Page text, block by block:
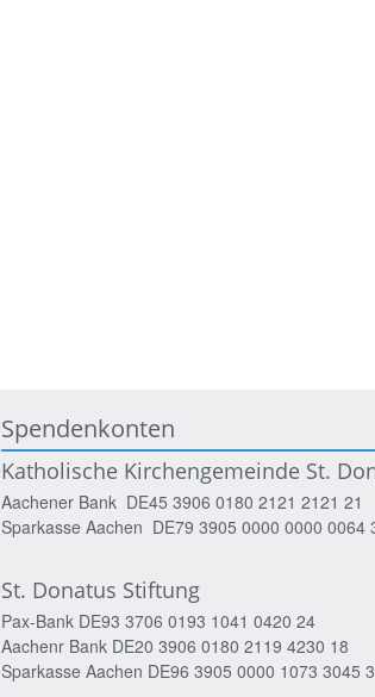
Spendenkonten
Katholische Kirchengemeinde St.
Aachener Bank DE45 3906 0180 2121 2121 21
Sparkasse Aachen DE79 3905 0000 0000 0064
St. Donatus Stiftung
Pax-Bank DE93 3706 0193 1041 0420 24
Aachenr Bank DE20 3906 0180 2119 4230 18
Sparkasse Aachen DE96 3905 0000 1073 3045